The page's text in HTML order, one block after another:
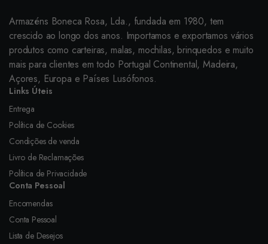
Armazéns Boneca Rosa, Lda., fundada em 1980, tem
crescido ao longo dos anos. Importamos e exportamos vários
produtos como carteiras, malas, mochilas, brinquedos e muito
mais para clientes em todo Portugal Continental, Madeira,
Açores, Europa e Países Lusófonos.
Links Úteis
Entrega
Política de Cookies
Condições de venda
Livro de Reclamações
Política de Privacidade
Conta Pessoal
Encomendas
Conta Pessoal
Lista de Desejos